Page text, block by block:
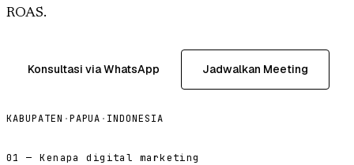
ROAS.
Konsultasi via WhatsApp Jadwalkan Meeting
KABUPATEN ·PAPUA · INDONESIA
01 — Kenapa digital marketing